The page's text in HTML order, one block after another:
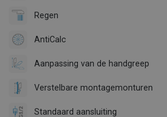
Regen
AntiCalc
Aanpassing van de handgreep
Verstelbare montagemonturen
Standaard aansluiting